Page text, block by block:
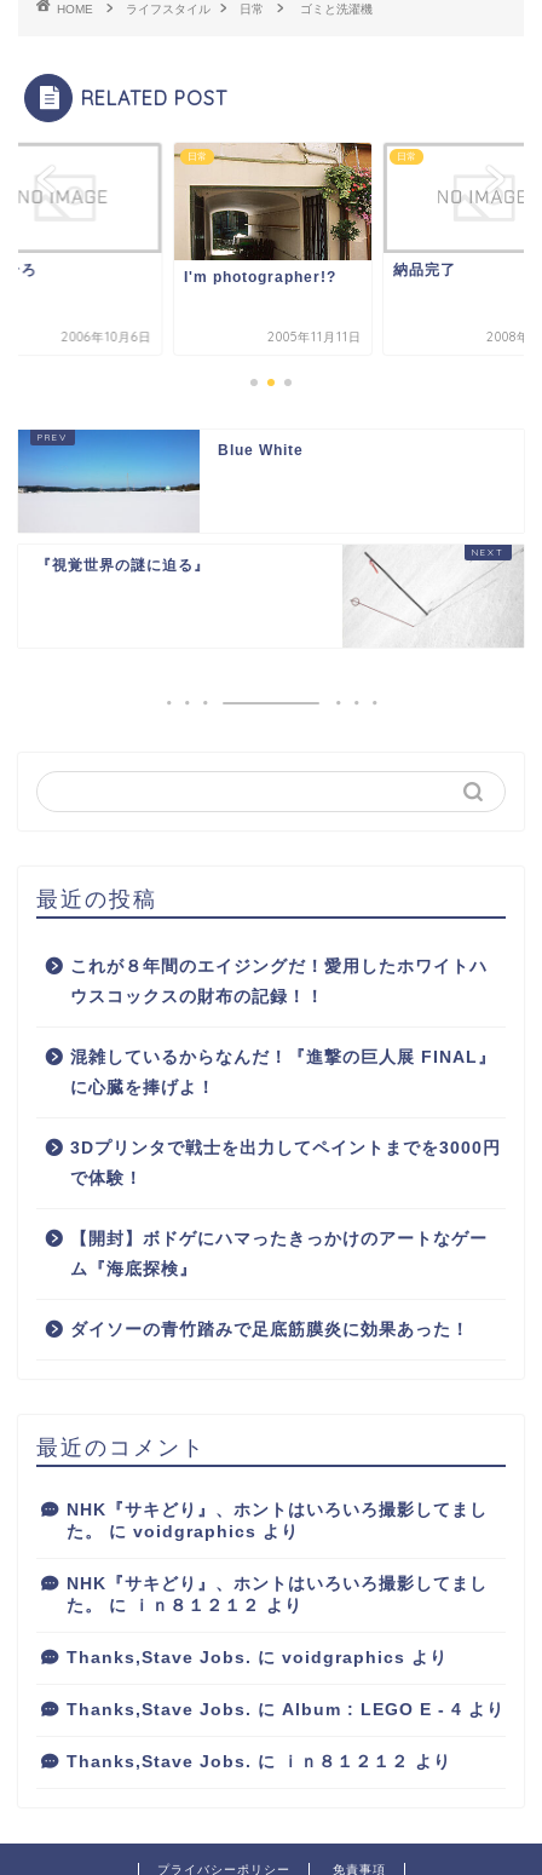
HOME ライフスタイル 日常 ゴミと洗濯機
RELATED POST
そろ
2006年10月6日
日常
I'm photographer!?
2005年11月11日
日常
納品完了
2008年9
Blue White
『視覚世界の謎に迫る』
最近の投稿
これが８年間のエイジングだ！愛用したホワイトハ
ウスコックスの財布の記録！！
混雑しているからなんだ！『進撃の巨人展 FINAL』
に心臓を捧げよ！
3Dプリンタで戦士を出力してペイントまでを3000円
で体験！
【開封】ボドゲにハマったきっかけのアートなゲー
ム『海底探検』
ダイソーの青竹踏みで足底筋膜炎に効果あった！
最近のコメント
NHK『サキどり』、ホントはいろいろ撮影してまし
た。
に voidgraphics より
NHK『サキどり』、ホントはいろいろ撮影してまし
た。
に ｉｎ８１２１２ より
Thanks,Stave Jobs. に voidgraphics より
Thanks,Stave Jobs. に Album : LEGO E - 4 より
Thanks,Stave Jobs. に ｉｎ８１２１２ より
プライバシーポリシー 免責事項